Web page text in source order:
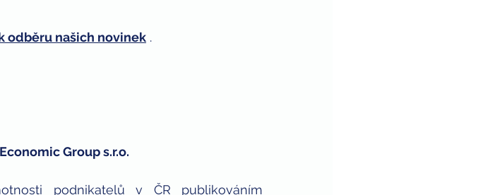
odběru našich novinek .
Group s.r.o.
podnikatelů v ČR publikováním